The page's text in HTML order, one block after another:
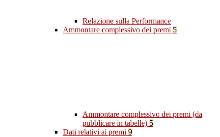
Relazione sulla Performance
Ammontare complessivo dei premi 5
Ammontare complessivo dei premi (da
pubblicare in tabelle) 5
Dati relativi ai premi 9